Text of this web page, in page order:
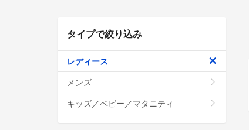
タイプで絞り込み
レディース
メンズ
キッズ／ベビー／マタニティ